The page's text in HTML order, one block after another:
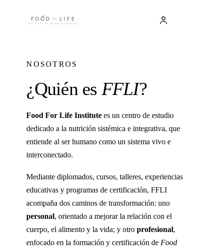
NOSOTROS
¿Quién es FFLI?
Food For Life Institute es un centro de estudio
dedicado a la nutrición sistémica e integrativa, que
entiende al ser humano como un sistema vivo e
interconectado.
Mediante diplomados, cursos, talleres, experiencias
educativas y programas de certificación, FFLI
acompaña dos caminos de transformación: uno
personal, orientado a mejorar la relación con el
cuerpo, el alimento y la vida; y otroprofesional,
enfocado en la formación y certificación de Food